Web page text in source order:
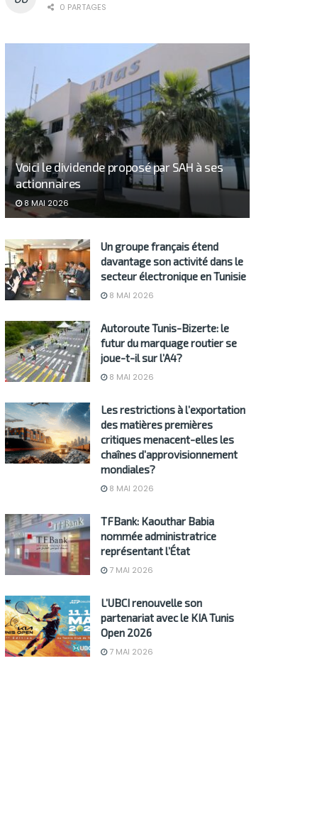
0 PARTAGES
Voici le dividende proposé par SAH à ses
actionnaires
8 MAI 2026
Un groupe français étend
davantage son activité dans le
secteur électronique en Tunisie
8 MAI 2026
Autoroute Tunis-Bizerte: le
futur du marquage routier se
joue-t-il sur l’A4?
8 MAI 2026
Les restrictions à l’exportation
des matières premières
critiques menacent-elles les
chaînes d’approvisionnement
mondiales?
8 MAI 2026
TFBank: Kaouthar Babia
nommée administratrice
représentant l’État
7 MAI 2026
L’UBCI renouvelle son
partenariat avec le KIA Tunis
Open 2026
7 MAI 2026